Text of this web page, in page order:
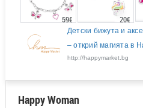
59€ 20€
Детски бижута и
– открий магията в
http://happymarket.bg
Happy Woman